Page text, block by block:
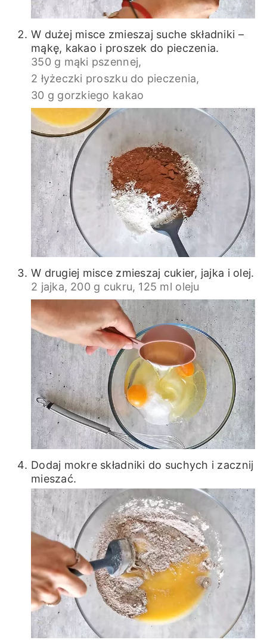
W dużej misce zmieszaj suche składniki –
mąkę, kakao i proszek do pieczenia.
350 g mąki pszennej,
2 łyżeczki proszku do pieczenia,
30 g gorzkiego kakao
W drugiej misce zmieszaj cukier, jajka i olej.
2 jajka, 200 g cukru, 125 ml oleju
Dodaj mokre składniki do suchych i zacznij
mieszać.